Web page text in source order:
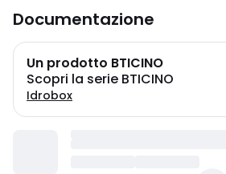
Documentazione
Un prodotto BTICINO
Scopri la serie BTICINO
Idrobox